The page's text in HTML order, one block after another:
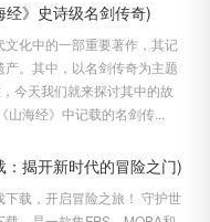
》史诗级名剑传奇)
化中的一部重要著作，其记
。其中，以名剑传奇为主题
今天我们就来探讨其中的故
海经》中记载的名剑传...
揭开新时代的冒险之门)
载，开启冒险之旅！ 守护世